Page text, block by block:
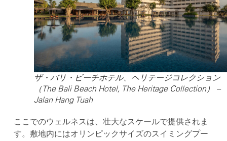
ザ・バリ・ビーチホテル、ヘリテージコレクション
（The Bali Beach Hotel, The Heritage Collection） –
Jalan Hang Tuah
ここでのウェルネスは、壮大なスケールで提供されま
す。敷地内にはオリンピックサイズのスイミングプー